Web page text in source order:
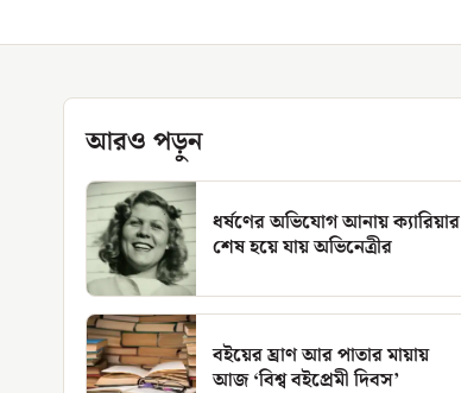
আরও পড়ুন
ধর্ষণের অভিযোগ আনায় ক্যারিয়ার
শেষ হয়ে যায় অভিনেত্রীর
বইয়ের ঘ্রাণ আর পাতার মায়ায়
আজ ‘বিশ্ব বইপ্রেমী দিবস’